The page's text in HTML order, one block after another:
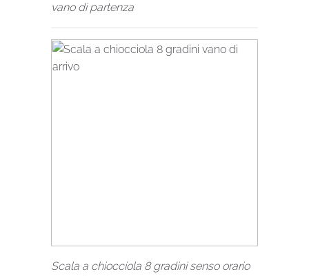
vano di partenza
Scala a chiocciola 8 gradini senso orario